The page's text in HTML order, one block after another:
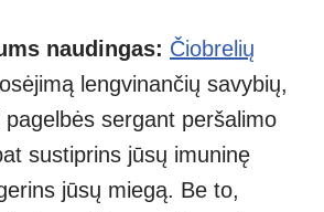
naudingas: Čiobrelių
lengvinančių savybių,
sergant peršalimo
sustiprins jūsų imuninę
jūsų miegą. Be to,